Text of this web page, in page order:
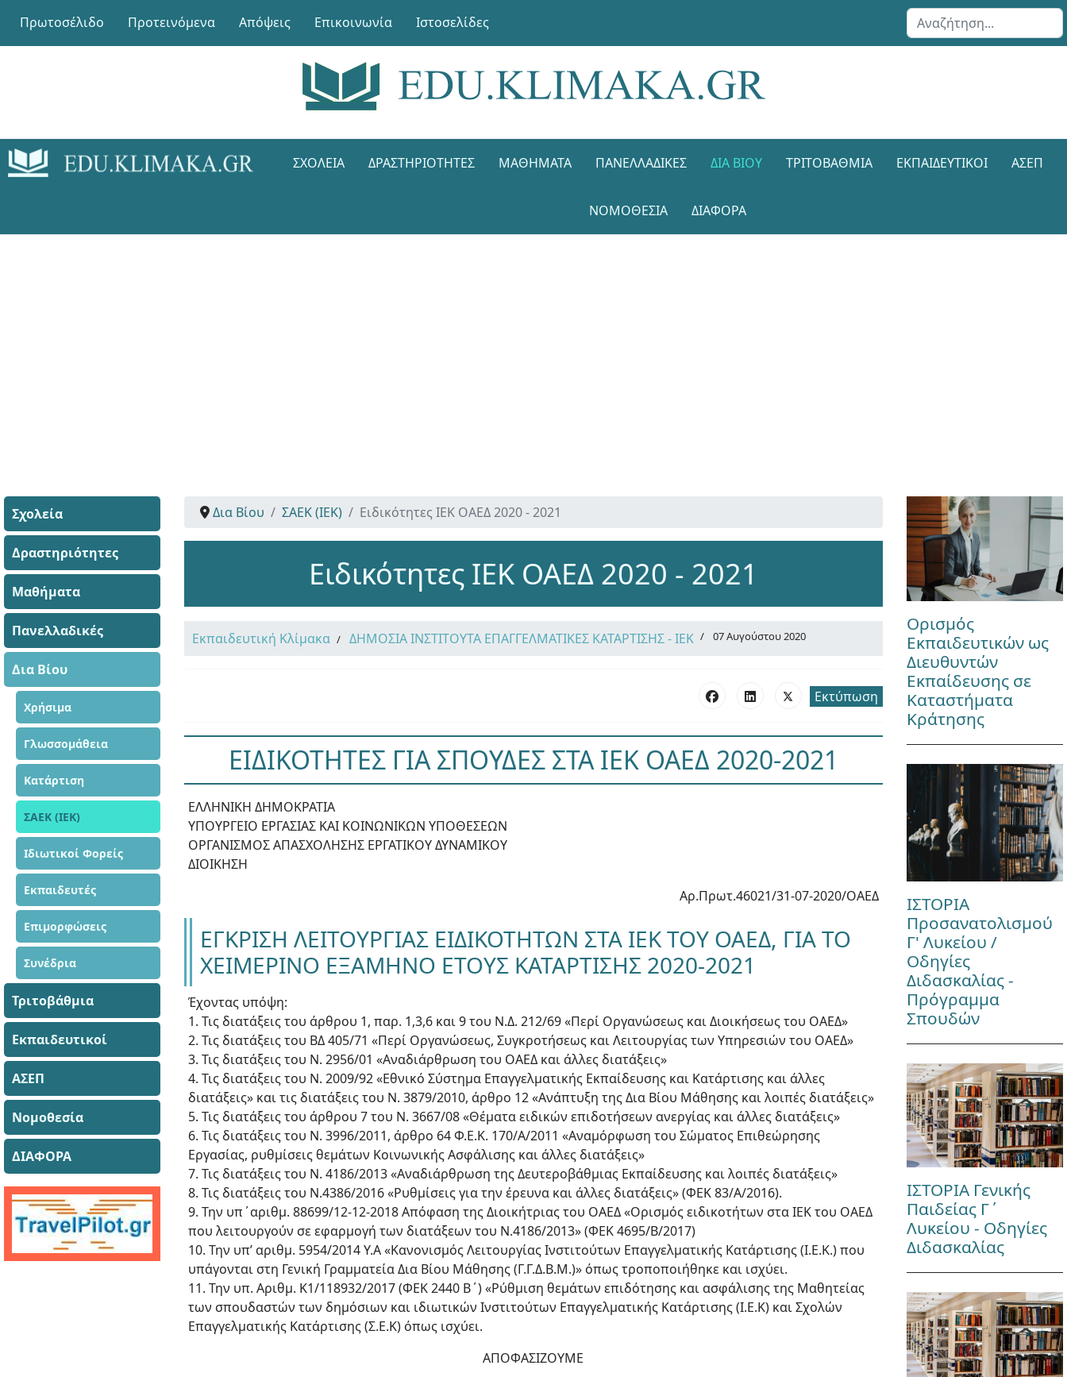
Πρωτοσέλιδο Προτεινόμενα Απόψεις Επικοινωνία Ιστοσελίδες Αναζήτηση...
ΣΧΟΛΕΊΑ ΔΡΑΣΤΗΡΙΌΤΗΤΕΣ ΜΑΘΉΜΑΤΑ ΠΑΝΕΛΛΑΔΙΚΈΣ ΔΙΑ ΒΊΟΥ ΤΡΙΤΟΒΆΘΜΙΑ ΕΚΠΑΙΔΕΥΤΙΚΟΊ ΑΣΕΠ
ΝΟΜΟΘΕΣΊΑ ΔΙΑΦΟΡΑ
Σχολεία
Δραστηριότητες
Μαθήματα
Πανελλαδικές
Δια Βίου
Χρήσιμα
Γλωσσομάθεια
Κατάρτιση
ΣΑΕΚ (ΙΕΚ)
Ιδιωτικοί Φορείς
Εκπαιδευτές
Επιμορφώσεις
Συνέδρια
Τριτοβάθμια
Εκπαιδευτικοί
ΑΣΕΠ
Νομοθεσία
ΔΙΑΦΟΡΑ
Δια Βίου ΣΑΕΚ (ΙΕΚ) Ειδικότητες ΙΕΚ ΟΑΕΔ 2020 - 2021
Ειδικότητες ΙΕΚ ΟΑΕΔ 2020 - 2021
Εκπαιδευτική Κλίμακα ΔΗΜΟΣΙΑ ΙΝΣΤΙΤΟΥΤΑ ΕΠΑΓΓΕΛΜΑΤΙΚΕΣ ΚΑΤΑΡΤΙΣΗΣ - ΙΕΚ 07 Αυγούστου 2020
Εκτύπωση
ΕΙΔΙΚΟΤΗΤΕΣ ΓΙΑ ΣΠΟΥΔΕΣ ΣΤΑ ΙΕΚ ΟΑΕΔ 2020-2021
ΕΛΛΗΝΙΚΗ ΔΗΜΟΚΡΑΤΙΑ
ΥΠΟΥΡΓΕΙΟ ΕΡΓΑΣΙΑΣ ΚΑΙ ΚΟΙΝΩΝΙΚΩΝ ΥΠΟΘΕΣΕΩΝ
ΟΡΓΑΝΙΣΜΟΣ ΑΠΑΣΧΟΛΗΣΗΣ ΕΡΓΑΤΙΚΟΥ ΔΥΝΑΜΙΚΟΥ
ΔΙΟΙΚΗΣΗ
Αρ.Πρωτ.46021/31-07-2020/ΟΑΕΔ
ΕΓΚΡΙΣΗ ΛΕΙΤΟΥΡΓΙΑΣ ΕΙΔΙΚΟΤΗΤΩΝ ΣΤΑ ΙΕΚ ΤΟΥ ΟΑΕΔ, ΓΙΑ ΤΟ
ΧΕΙΜΕΡΙΝΟ ΕΞΑΜΗΝΟ ΕΤΟΥΣ ΚΑΤΑΡΤΙΣΗΣ 2020-2021
Έχοντας υπόψη:
1. Τις διατάξεις του άρθρου 1, παρ. 1,3,6 και 9 του Ν.Δ. 212/69 «Περί Οργανώσεως και Διοικήσεως του ΟΑΕΔ»
2. Τις διατάξεις του ΒΔ 405/71 «Περί Οργανώσεως, Συγκροτήσεως και Λειτουργίας των Υπηρεσιών του ΟΑΕΔ»
3. Τις διατάξεις του Ν. 2956/01 «Αναδιάρθρωση του ΟΑΕΔ και άλλες διατάξεις»
4. Τις διατάξεις του Ν. 2009/92 «Εθνικό Σύστημα Επαγγελματικής Εκπαίδευσης και Κατάρτισης και άλλες
διατάξεις» και τις διατάξεις του Ν. 3879/2010, άρθρο 12 «Ανάπτυξη της Δια Βίου Μάθησης και λοιπές διατάξεις»
5. Τις διατάξεις του άρθρου 7 του Ν. 3667/08 «Θέματα ειδικών επιδοτήσεων ανεργίας και άλλες διατάξεις»
6. Τις διατάξεις του Ν. 3996/2011, άρθρο 64 Φ.Ε.Κ. 170/Α/2011 «Αναμόρφωση του Σώματος Επιθεώρησης
Εργασίας, ρυθμίσεις θεμάτων Κοινωνικής Ασφάλισης και άλλες διατάξεις»
7. Τις διατάξεις του Ν. 4186/2013 «Αναδιάρθρωση της Δευτεροβάθμιας Εκπαίδευσης και λοιπές διατάξεις»
8. Τις διατάξεις του Ν.4386/2016 «Ρυθμίσεις για την έρευνα και άλλες διατάξεις» (ΦΕΚ 83/Α/2016).
9. Την υπ΄αριθμ. 88699/12-12-2018 Απόφαση της Διοικήτριας του ΟΑΕΔ «Ορισμός ειδικοτήτων στα ΙΕΚ του ΟΑΕΔ
που λειτουργούν σε εφαρμογή των διατάξεων του Ν.4186/2013» (ΦΕΚ 4695/Β/2017)
10. Την υπ’ αριθμ. 5954/2014 Υ.Α «Κανονισμός Λειτουργίας Ινστιτούτων Επαγγελματικής Κατάρτισης (Ι.Ε.Κ.) που
υπάγονται στη Γενική Γραμματεία Δια Βίου Μάθησης (Γ.Γ.Δ.Β.Μ.)» όπως τροποποιήθηκε και ισχύει.
11. Την υπ. Αριθμ. Κ1/118932/2017 (ΦΕΚ 2440 Β΄) «Ρύθμιση θεμάτων επιδότησης και ασφάλισης της Μαθητείας
των σπουδαστών των δημόσιων και ιδιωτικών Ινστιτούτων Επαγγελματικής Κατάρτισης (Ι.Ε.Κ) και Σχολών
Επαγγελματικής Κατάρτισης (Σ.Ε.Κ) όπως ισχύει.
ΑΠΟΦΑΣΙΖΟΥΜΕ
Ορισμός
Εκπαιδευτικών ως
Διευθυντών
Εκπαίδευσης σε
Καταστήματα
Κράτησης
ΙΣΤΟΡΙΑ
Προσανατολισμού
Γ' Λυκείου /
Οδηγίες
Διδασκαλίας -
Πρόγραμμα
Σπουδών
ΙΣΤΟΡΙΑ Γενικής
Παιδείας Γ΄
Λυκείου - Οδηγίες
Διδασκαλίας